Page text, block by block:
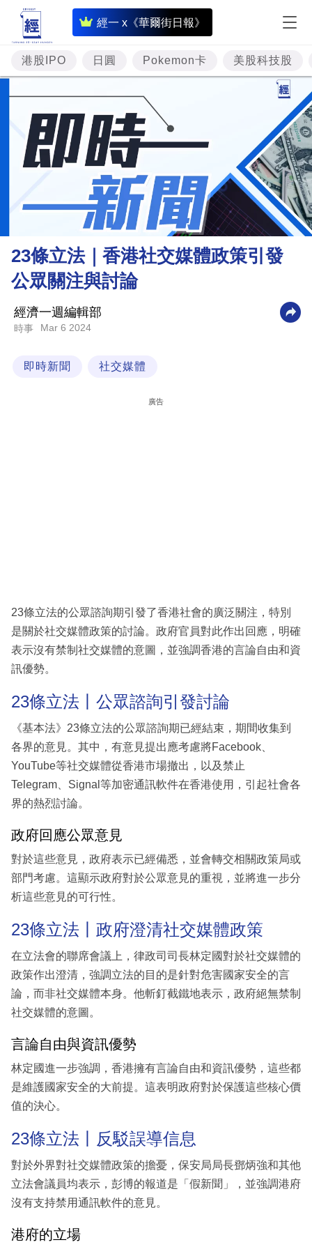
經一 x《華爾街日報》
即
時
財
經
專
題
投
資
樓
市
商
業
科
區
港股IPO 日圓 Pokemon卡 美股科技股
23條立法｜香港社交媒體政策引發
公眾關注與討論
經濟一週編輯部
時事 Mar 6 2024
即時新聞 社交媒體
廣告
23條立法的公眾諮詢期引發了香港社會的廣泛關注，特別
是關於社交媒體政策的討論。政府官員對此作出回應，明確
表示沒有禁制社交媒體的意圖，並強調香港的言論自由和資
訊優勢。
23條立法丨公眾諮詢引發討論
《基本法》23條立法的公眾諮詢期已經結束，期間收集到
各界的意見。其中，有意見提出應考慮將Facebook、
YouTube等社交媒體從香港市場撤出，以及禁止
Telegram、Signal等加密通訊軟件在香港使用，引起社會各
界的熱烈討論。
政府回應公眾意見
對於這些意見，政府表示已經備悉，並會轉交相關政策局或
部門考慮。這顯示政府對於公眾意見的重視，並將進一步分
析這些意見的可行性。
23條立法丨政府澄清社交媒體政策
在立法會的聯席會議上，律政司司長林定國對於社交媒體的
政策作出澄清，強調立法的目的是針對危害國家安全的言
論，而非社交媒體本身。他斬釘截鐵地表示，政府絕無禁制
社交媒體的意圖。
言論自由與資訊優勢
林定國進一步強調，香港擁有言論自由和資訊優勢，這些都
是維護國家安全的大前提。這表明政府對於保護這些核心價
值的決心。
23條立法丨反駁誤導信息
對於外界對社交媒體政策的擔憂，保安局局長鄧炳強和其他
立法會議員均表示，彭博的報道是「假新聞」，並強調港府
沒有支持禁用通訊軟件的意見。
港府的立場